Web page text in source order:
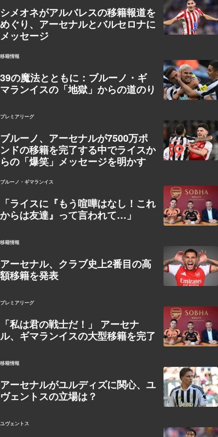
シメオネがアルバレスの移籍報道を
めぐり、アーセナルとバルセロナに
メッセージ
移籍情報
39の魔法とともに：ブルーノ・ギ
マランイスの「地獄」からの道のり
プレミアリーグ
ブルーノ、アーセナルが7500万ポ
ンドの移籍を完了する中でライスか
らの「爆笑」メッセージを明かす
ブルーノ・ギマランイス
「ライスに『もう喧嘩はなし！これ
からは友達』って言われて…」
移籍情報
アーセナル、クラブ史上2番目の高
額移籍を発表
プレミアリーグ
「私は君の戦士だ！」 アーセナ
ル、ギマランイスの大型移籍を完了
移籍情報
アーセナルがユルディズに関心、ユ
ヴェントスの立場は？
ユヴェントス